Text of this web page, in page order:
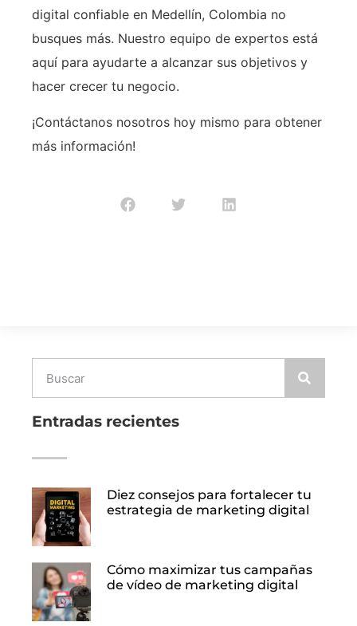
digital confiable en Medellín, Colombia no
busques más. Nuestro equipo de expertos está
aquí para ayudarte a alcanzar sus objetivos y
hacer crecer tu negocio.
¡Contáctanos nosotros hoy mismo para obtener
más información!
Entradas recientes
Diez consejos para fortalecer tu
estrategia de marketing digital
Cómo maximizar tus campañas
de vídeo de marketing digital